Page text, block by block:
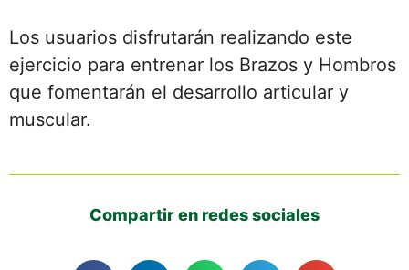
Los usuarios disfrutarán realizando este
ejercicio para entrenar los Brazos y Hombros
que fomentarán el desarrollo articular y
muscular.
Compartir en redes sociales